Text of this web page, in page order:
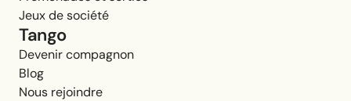
Jeux de société
Tango
Devenir compagnon
Blog
Nous rejoindre